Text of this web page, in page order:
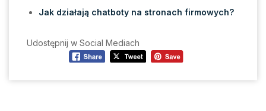
Jak działają chatboty na stronach firmowych?
Udostępnij w Social Mediach